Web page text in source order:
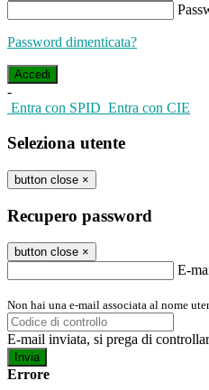
Password dimenticata?
-
Entra con SPID Entra con CIE
Seleziona utente
button close ×
Recupero password
button close ×
E-
Non hai una e-mail associata al nome
E-mail inviata, si prega di
Errore